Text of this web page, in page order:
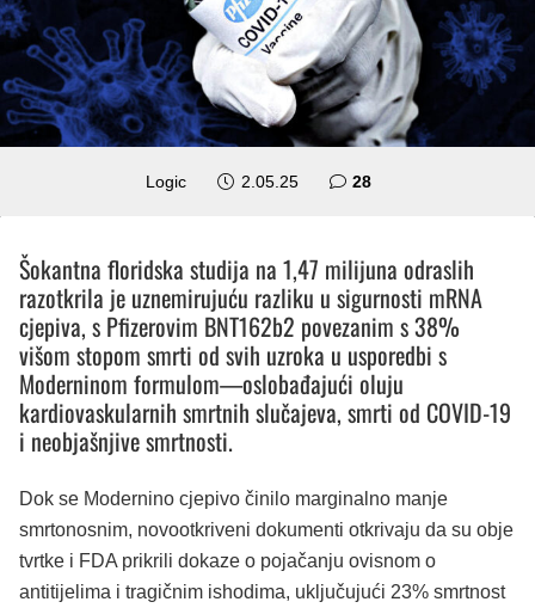
Logic 2.05.25 28komentara
Šokantna floridska studija na 1,47 milijuna odraslih
razotkrila je uznemirujuću razliku u sigurnosti mRNA
cjepiva, s Pfizerovim BNT162b2 povezanim s 38%
višom stopom smrti od svih uzroka u usporedbi s
Moderninom formulom—oslobađajući oluju
kardiovaskularnih smrtnih slučajeva, smrti od COVID-19
i neobjašnjive smrtnosti.
Dok se Modernino cjepivo činilo marginalno manje
smrtonosnim, novootkriveni dokumenti otkrivaju da su obje
tvrtke i FDA prikrili dokaze o pojačanju ovisnom o
antitijelima i tragičnim ishodima, uključujući 23% smrtnost